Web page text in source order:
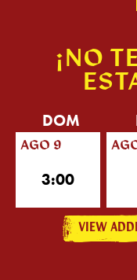
¡NO
DOM
AGO 9
3:00
VIEW